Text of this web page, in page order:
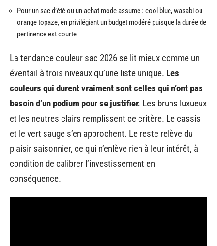
Pour un sac d’été ou un achat mode assumé : cool blue, wasabi ou
orange topaze, en privilégiant un budget modéré puisque la durée de
pertinence est courte
La tendance couleur sac 2026 se lit mieux comme un
éventail à trois niveaux qu’une liste unique. Les
couleurs qui durent vraiment sont celles qui n’ont pas
besoin d’un podium pour se justifier. Les bruns luxueux
et les neutres clairs remplissent ce critère. Le cassis
et le vert sauge s’en approchent. Le reste relève du
plaisir saisonnier, ce qui n’enlève rien à leur intérêt, à
condition de calibrer l’investissement en
conséquence.